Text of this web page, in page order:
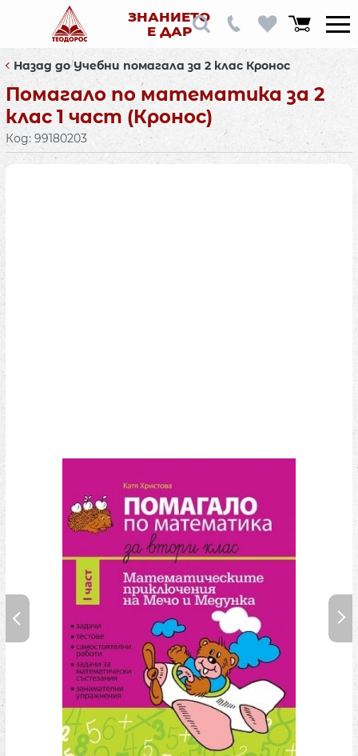
ЗНАНИЕТО
Е ДАР
Назад до Учебни помагала за 2 клас Кронос
Помагало по математика за 2
клас 1 част (Кронос)
Код: 99180203